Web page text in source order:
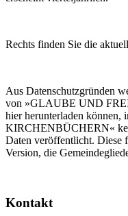
Rechts finden Sie die
Aus Datenschutzgründen
von »GLAUBE UND
hier herunterladen
KIRCHENBÜCHERN«
Daten veröffentlicht. Diese
Version, die
Kontakt